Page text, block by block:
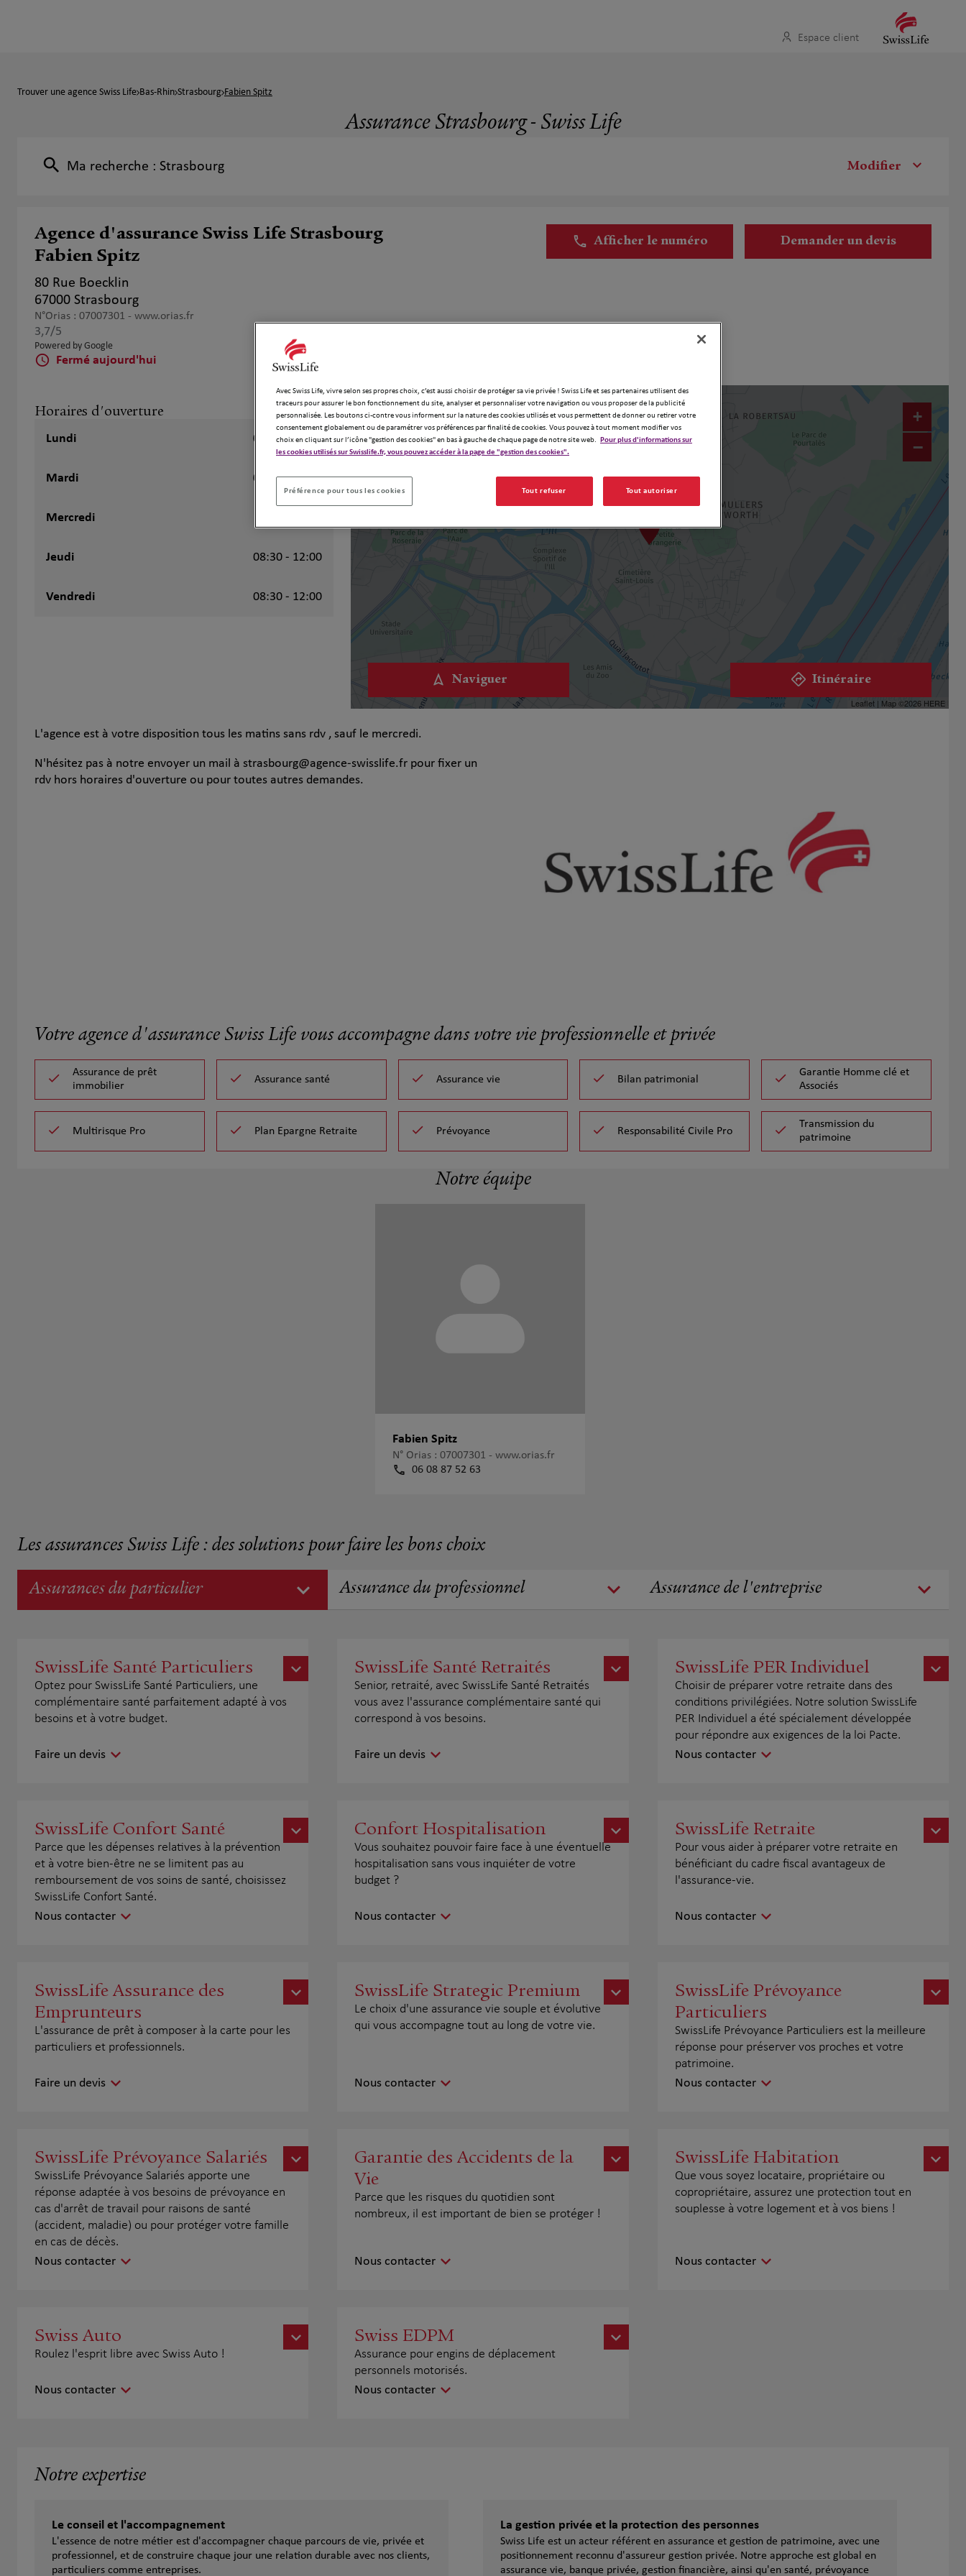
Espace client
Trouver une agence Swiss Life Bas-Rhin Strasbourg Fabien Spitz
Assurance Strasbourg - Swiss Life
Ma recherche : Strasbourg Modifier
Agence d'assurance Swiss Life Strasbourg
Fabien Spitz
80 Rue Boecklin
67000 Strasbourg
N°Orias : 07007301 - www.orias.fr
3,7/5
Powered by Google
Fermé aujourd'hui
Afficher le numéro Demander un devis
Horaires d'ouverture
Lundi 08:30 - 12:00
Mardi 08:30 - 12:00
Mercredi
Jeudi 08:30 - 12:00
Vendredi 08:30 - 12:00
+
−
Leaflet | Map ©2026 HERE
Naviguer Itinéraire
L'agence est à votre disposition tous les matins sans rdv , sauf le mercredi.
N'hésitez pas à notre envoyer un mail à strasbourg@agence-swisslife.fr pour fixer un
rdv hors horaires d'ouverture ou pour toutes autres demandes.
Votre agence d'assurance Swiss Life vous accompagne dans votre vie professionnelle et privée
Assurance de prêt
immobilier
Assurance santé Assurance vie Bilan patrimonial
Garantie Homme clé et
Associés
Multirisque Pro Plan Epargne Retraite Prévoyance Responsabilité Civile Pro
Transmission du
patrimoine
Notre équipe
Fabien Spitz
N° Orias : 07007301 - www.orias.fr
06 08 87 52 63
Les assurances Swiss Life : des solutions pour faire les bons choix
Assurances du particulier Assurance du professionnel Assurance de l'entreprise
SwissLife Santé Particuliers
Optez pour SwissLife Santé Particuliers, une
complémentaire santé parfaitement adapté à vos
besoins et à votre budget.
Faire un devis
SwissLife Santé Retraités
Senior, retraité, avec SwissLife Santé Retraités
vous avez l'assurance complémentaire santé qui
correspond à vos besoins.
Faire un devis
SwissLife PER Individuel
Choisir de préparer votre retraite dans des
conditions privilégiées. Notre solution SwissLife
PER Individuel a été spécialement développée
pour répondre aux exigences de la loi Pacte.
Nous contacter
SwissLife Confort Santé
Parce que les dépenses relatives à la prévention
et à votre bien-être ne se limitent pas au
remboursement de vos soins de santé, choisissez
SwissLife Confort Santé.
Nous contacter
Confort Hospitalisation
Vous souhaitez pouvoir faire face à une éventuelle
hospitalisation sans vous inquiéter de votre
budget ?
Nous contacter
SwissLife Retraite
Pour vous aider à préparer votre retraite en
bénéficiant du cadre fiscal avantageux de
l'assurance-vie.
Nous contacter
SwissLife Assurance des
Emprunteurs
L'assurance de prêt à composer à la carte pour les
particuliers et professionnels.
Faire un devis
SwissLife Strategic Premium
Le choix d'une assurance vie souple et évolutive
qui vous accompagne tout au long de votre vie.
Nous contacter
SwissLife Prévoyance
Particuliers
SwissLife Prévoyance Particuliers est la meilleure
réponse pour préserver vos proches et votre
patrimoine.
Nous contacter
SwissLife Prévoyance Salariés
SwissLife Prévoyance Salariés apporte une
réponse adaptée à vos besoins de prévoyance en
cas d'arrêt de travail pour raisons de santé
(accident, maladie) ou pour protéger votre famille
en cas de décès.
Nous contacter
Garantie des Accidents de la
Vie
Parce que les risques du quotidien sont
nombreux, il est important de bien se protéger !
Nous contacter
SwissLife Habitation
Que vous soyez locataire, propriétaire ou
copropriétaire, assurez une protection tout en
souplesse à votre logement et à vos biens !
Nous contacter
Swiss Auto
Roulez l'esprit libre avec Swiss Auto !
Nous contacter
Swiss EDPM
Assurance pour engins de déplacement
personnels motorisés.
Nous contacter
Notre expertise
Le conseil et l'accompagnement
L'essence de notre métier est d'accompagner chaque parcours de vie, privée et
professionnel, et de construire chaque jour une relation durable avec nos clients,
particuliers comme entreprises.
La gestion privée et la protection des personnes
Swiss Life est un acteur référent en assurance et gestion de patrimoine, avec une
positionnement reconnu d'assureur gestion privée. Notre approche est global en
assurance vie, banque privée, gestion financière, ainsi qu'en santé, prévoyance
Avec Swiss Life, vivre selon ses propres choix, c’est aussi choisir de protéger sa vie privée ! Swiss Life et ses partenaires utilisent des
traceurs pour assurer le bon fonctionnement du site, analyser et personnaliser votre navigation ou vous proposer de la publicité
personnalisée. Les boutons ci-contre vous informent sur la nature des cookies utilisés et vous permettent de donner ou retirer votre
consentement globalement ou de paramétrer vos préférences par finalité de cookies. Vous pouvez à tout moment modifier vos
choix en cliquant sur l’icône "gestion des cookies" en bas à gauche de chaque page de notre site web. Pour plus d'informations sur
les cookies utilisés sur Swisslife.fr, vous pouvez accéder à la page de "gestion des cookies".
Préférence pour tous les cookies Tout refuser Tout autoriser